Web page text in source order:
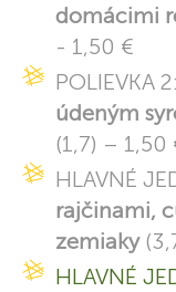
domácimi
- 1,50 €
POLIEVKA
údeným
(1,7) – 1,50
HLAVNÉ
rajčinami,
zemiaky
HLAVNÉ